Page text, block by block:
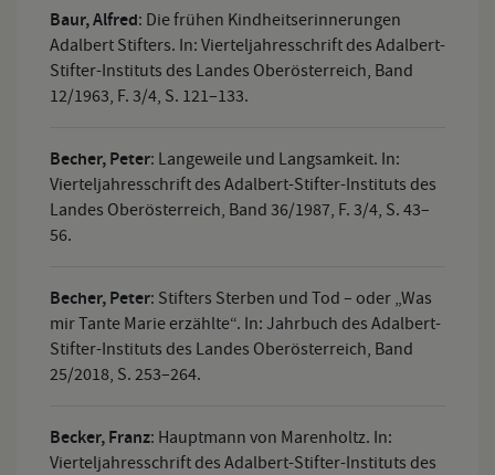
Baur, Alfred: Die frühen Kindheitserinnerungen
Adalbert Stifters. In: Vierteljahresschrift des Adalbert-
Stifter-Instituts des Landes Oberösterreich, Band
12/1963, F. 3/4, S. 121–133.
Becher, Peter: Langeweile und Langsamkeit. In:
Vierteljahresschrift des Adalbert-Stifter-Instituts des
Landes Oberösterreich, Band 36/1987, F. 3/4, S. 43–
56.
Becher, Peter: Stifters Sterben und Tod – oder „Was
mir Tante Marie erzählte“. In: Jahrbuch des Adalbert-
Stifter-Instituts des Landes Oberösterreich, Band
25/2018, S. 253–264.
Becker, Franz: Hauptmann von Marenholtz. In:
Vierteljahresschrift des Adalbert-Stifter-Instituts des